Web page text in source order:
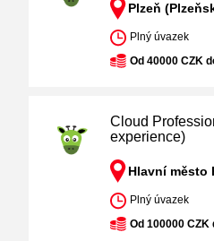
Plzeň
Plný úvazek
Od 40000 CZK
Cloud
experience)
Hlavní město
Plný úvazek
Od 100000 CZK